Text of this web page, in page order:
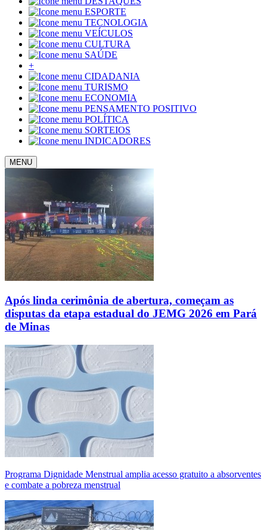
ESPORTE
TECNOLOGIA
VEÍCULOS
CULTURA
SAÚDE
+
CIDADANIA
TURISMO
ECONOMIA
PENSAMENTO POSITIVO
POLÍTICA
SORTEIOS
INDICADORES
MENU
Após linda cerimônia de abertura, começam as
disputas da etapa estadual do JEMG 2026 em Pará
de Minas
Programa Dignidade Menstrual amplia acesso gratuito a absorventes
e combate a pobreza menstrual